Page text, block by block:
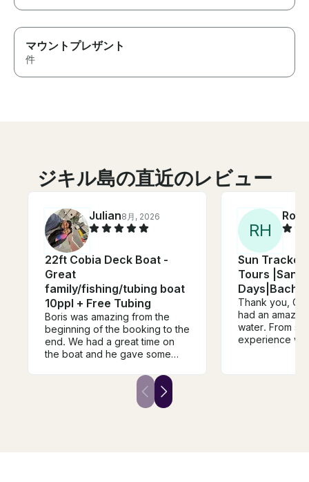
マウントプレザント
件
ジキル島の直近のレビュー
Julian8月, 2026
22ft Cobia Deck Boat -
Great
family/fishing/tubing boat
10ppl + Free Tubing
Boris was amazing from the
beginning of the booking to the
end. We had a great time on
the boat and he gave some
Communication was great also!
He was very respectful! We
would definitely book with him
RH
Sun Tracker
Tours
Thank you,
had an
water. From
experience